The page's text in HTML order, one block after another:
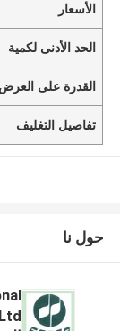
الأسعار
الحد الأدنى لكمية
القدرة على العرض
تفاصيل التغليف
حول نا